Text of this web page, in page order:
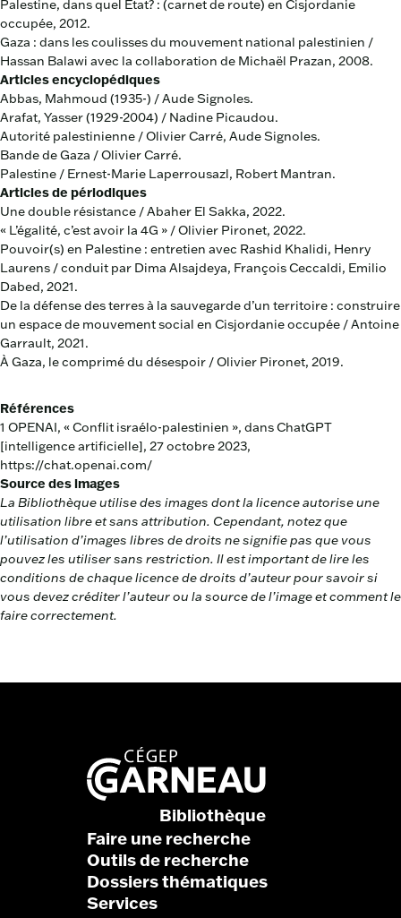
Palestine, dans quel État? : (carnet de route) en Cisjordanie
occupée, 2012.
Gaza : dans les coulisses du mouvement national palestinien /
Hassan Balawi avec la collaboration de Michaël Prazan, 2008.
Articles encyclopédiques
Abbas, Mahmoud (1935-) / Aude Signoles.
Arafat, Yasser (1929-2004) / Nadine Picaudou.
Autorité palestinienne / Olivier Carré, Aude Signoles.
Bande de Gaza / Olivier Carré.
Palestine / Ernest-Marie Laperrousazl, Robert Mantran.
Articles de périodiques
Une double résistance / Abaher El Sakka, 2022.
« L’égalité, c’est avoir la 4G » / Olivier Pironet, 2022.
Pouvoir(s) en Palestine : entretien avec Rashid Khalidi, Henry
Laurens / conduit par Dima Alsajdeya, François Ceccaldi, Emilio
Dabed, 2021.
De la défense des terres à la sauvegarde d’un territoire : construire
un espace de mouvement social en Cisjordanie occupée / Antoine
Garrault, 2021.
À Gaza, le comprimé du désespoir / Olivier Pironet, 2019.
Références
1 OPENAI, « Conflit israélo-palestinien », dans ChatGPT
[intelligence artificielle], 27 octobre 2023,
https://chat.openai.com/
Source des images
La Bibliothèque utilise des images dont la licence autorise une
utilisation libre et sans attribution. Cependant, notez que
l’utilisation d’images libres de droits ne signifie pas que vous
pouvez les utiliser sans restriction. Il est important de lire les
conditions de chaque licence de droits d’auteur pour savoir si
vous devez créditer l’auteur ou la source de l’image et comment le
faire correctement.
Faire une recherche
Outils de recherche
Dossiers thématiques
Services
Bibliothèque